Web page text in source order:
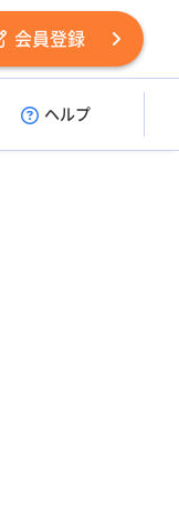
会員登録
ヘルプ